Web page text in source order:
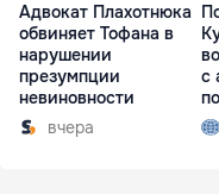
Адвокат Плахотнюка
обвиняет Тофана в
нарушении
презумпции
невиновности
вчера
с